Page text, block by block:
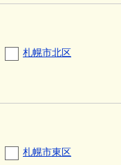
札幌市北区
札幌市東区